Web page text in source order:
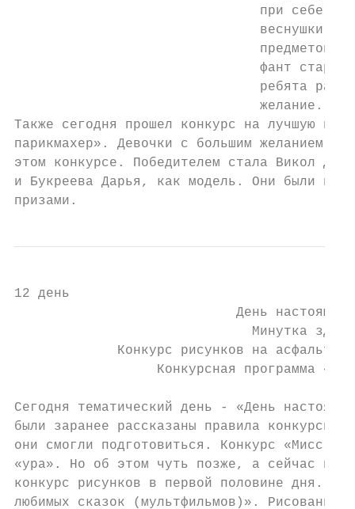
при себе
веснушки. У
предметов,
фант
ребята
                               желание.
Также сегодня прошел конкурс на лучшую
парикмахер». Девочки с большим желанием
этом конкурсе. Победителем стала Викол
и Букреева Дарья, как модель. Они были
призами.
12 день
День настоящей
Минутка
Конкурс рисунков на асфальте
Конкурсная программа
Сегодня тематический день - «День
были заранее рассказаны правила
они смогли подготовиться. Конкурс «Мисс
«ура». Но об этом чуть позже, а сейчас
конкурс рисунков в первой половине дня.
любимых сказок (мультфильмов)». Рисование